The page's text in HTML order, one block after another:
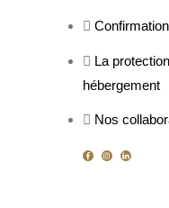
La
hébergement
Nos